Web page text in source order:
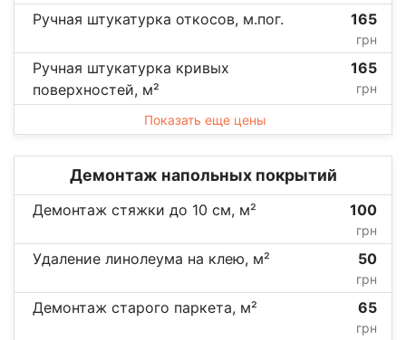
Ручная штукатурка откосов, м.пог. 165
грн
Ручная штукатурка кривых
поверхностей, м²
165
грн
Показать еще цены
Демонтаж напольных покрытий
Демонтаж стяжки до 10 см, м² 100
грн
Удаление линолеума на клею, м² 50
грн
Демонтаж старого паркета, м² 65
грн